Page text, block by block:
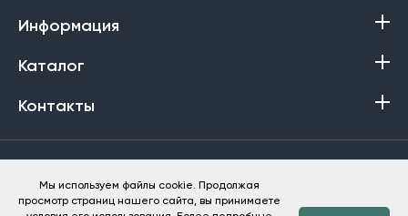
Информация
Каталог
Контакты
Баракат-Текс © 2013-2026
Мы используем файлы cookie. Продолжая
просмотр страниц нашего сайта, вы принимаете